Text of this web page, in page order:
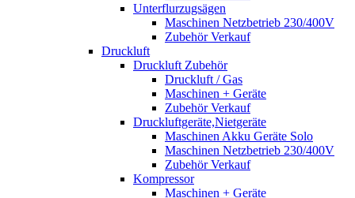
Unterflurzugsägen
Maschinen Netzbetrieb 230/400V
Zubehör Verkauf
Druckluft
Druckluft Zubehör
Druckluft / Gas
Maschinen + Geräte
Zubehör Verkauf
Druckluftgeräte,Nietgeräte
Maschinen Akku Geräte Solo
Maschinen Netzbetrieb 230/400V
Zubehör Verkauf
Kompressor
Maschinen + Geräte